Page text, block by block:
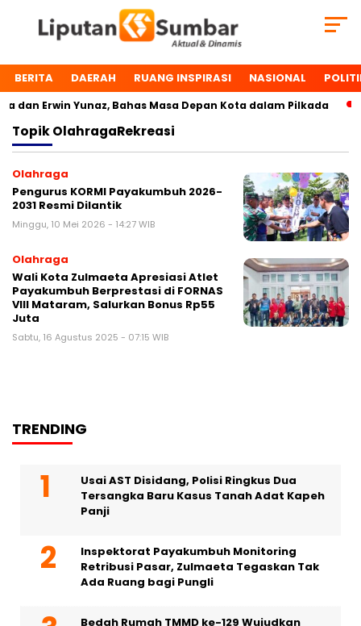
BERITA DAERAH RUANG INSPIRASI NASIONAL
Erwin Yunaz, Bahas Masa Depan Kota dalam Pilkada
TopikOlahragaRekreasi
Olahraga
Pengurus KORMI Payakumbuh 2026-
2031 Resmi Dilantik
Minggu, 10 Mei 2026 - 14:27 WIB
Olahraga
Wali Kota Zulmaeta Apresiasi Atlet
Payakumbuh Berprestasi di FORNAS
VIII Mataram, Salurkan Bonus Rp55
Juta
Sabtu, 16 Agustus 2025 - 07:15 WIB
TRENDING
Usai AST Disidang, Polisi Ringkus Dua
Tersangka Baru Kasus Tanah Adat Kapeh
Panji
Inspektorat Payakumbuh Monitoring
Retribusi Pasar, Zulmaeta Tegaskan Tak
Ada Ruang bagi Pungli
Bedah Rumah TMMD ke-129 Wujudkan